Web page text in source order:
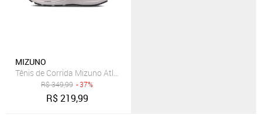
MIZUNO
Tênis de Corrida Mizuno Atlantis 2
R$349,99 - 37%
R$219,99